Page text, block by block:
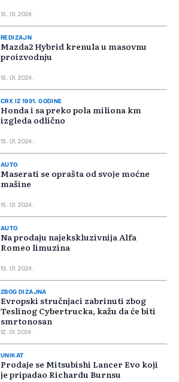
15. 01. 2024.
REDIZAJN
Mazda2 Hybrid krenula u masovnu
proizvodnju
15. 01. 2024.
CRX IZ 1991. GODINE
Honda i sa preko pola miliona km
izgleda odlično
15. 01. 2024.
AUTO
Maserati se oprašta od svoje moćne
mašine
15. 01. 2024.
AUTO
Na prodaju najekskluzivnija Alfa
Romeo limuzina
13. 01. 2024.
ZBOG DIZAJNA
Evropski stručnjaci zabrinuti zbog
Teslinog Cybertrucka, kažu da će biti
smrtonosan
12. 01. 2024.
UNIKAT
Prodaje se Mitsubishi Lancer Evo koji
je pripadao Richardu Burnsu